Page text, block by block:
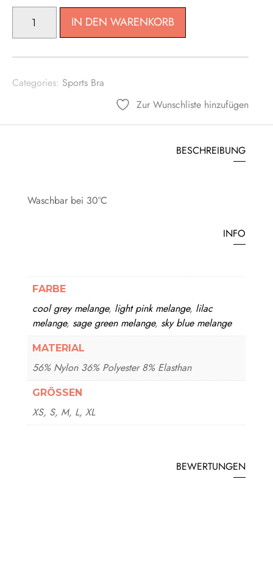
SPORTS
MENGE
IN DEN WARENKORB
Categories: Sports Bra
Zur Wunschliste hinzufügen
BESCHREIBUNG
Waschbar bei 30°C
INFO
FARBE
cool grey melange, light pink melange, lilac
melange, sage green melange, sky blue melange
MATERIAL
56% Nylon 36% Polyester 8% Elasthan
GRÖSSEN
XS, S, M, L, XL
BEWERTUNGEN